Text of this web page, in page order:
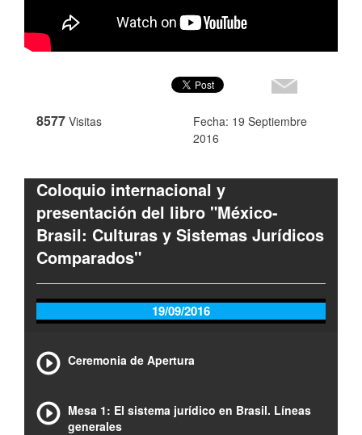
8577 Visitas
Fecha: 19 Septiembre
2016
Coloquio internacional y
presentación del libro "México-
Brasil: Culturas y Sistemas Jurídicos
Comparados"
19/09/2016
Ceremonia de Apertura
Mesa 1: El sistema jurídico en Brasil. Líneas
generales